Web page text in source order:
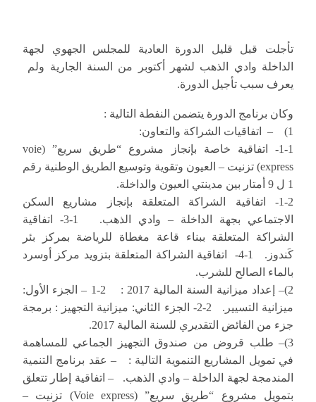
تأجلت قبل قليل الدورة العادية للمجلس الجهوي لجهة
الداخلة وادي الذهب لشهر أكتوبر من السنة الجارية ولم
يعرف سبب تأجيل الدورة.
وكان برنامج الدورة يتضمن النفطة التالية :
1) – اتفاقيات الشراكة والتعاون:
1-1- اتفاقية خاصة بإنجاز مشروع “طريق سريع” (voie
express) تزنيت – العيون وتقوية وتوسيع الطريق الوطنية رقم
1 ل 9 أمتار بين مدينتي العيون والداخلة.
1-2- اتفاقية الشراكة المتعلقة بإنجاز مشاريع السكن
الاجتماعي بجهة الداخلة – وادي الذهب. 1-3- اتفاقية
الشراكة المتعلقة ببناء قاعة مغطاة للرياضة بمركز بئر
كَندوز. 1-4- اتفاقية الشراكة المتعلقة بتزويد مركز أوسرد
بالماء الصالح للشرب.
2)– إعداد ميزانية السنة المالية 2017 : 2-1 – الجزء الأول:
ميزانية التسيير. 2-2- الجزء الثاني: ميزانية التجهيز : برمجة
جزء من الفائض التقديري للسنة المالية 2017.
3)– طلب قروض من صندوق التجهيز الجماعي للمساهمة
في تمويل المشاريع التنموية التالية : – عقد برنامج التنمية
المندمجة لجهة الداخلة – وادي الذهب. – اتفاقية إطار تتعلق
بتمويل مشروع “طريق سريع” (Voie express) تزنيت –